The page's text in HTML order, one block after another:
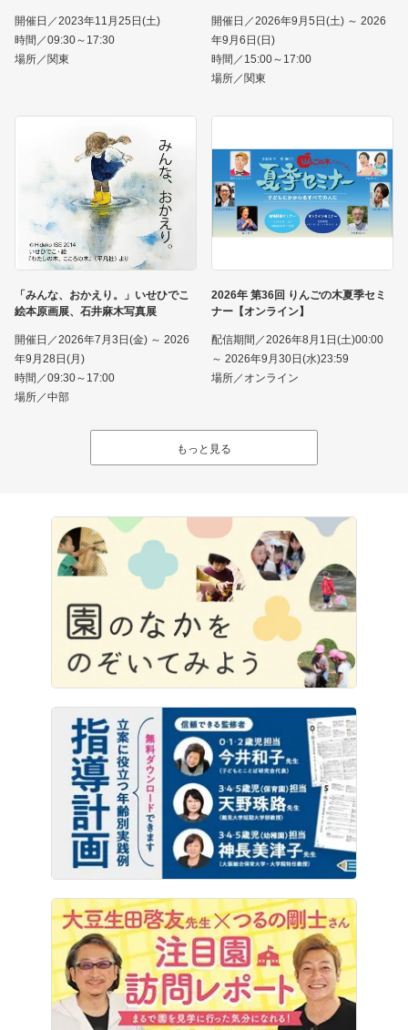
開催日／2023年11月25日(土)
時間／09:30～17:30
場所／関東
開催日／2026年9月5日(土) ～ 2026
年9月6日(日)
時間／15:00～17:00
場所／関東
「みんな、おかえり。」いせひでこ
絵本原画展、石井麻木写真展
開催日／2026年7月3日(金) ～ 2026
年9月28日(月)
時間／09:30～17:00
場所／中部
2026年 第36回 りんごの木夏季セミ
ナー【オンライン】
配信期間／2026年8月1日(土)00:00
～ 2026年9月30日(水)23:59
場所／オンライン
もっと見る